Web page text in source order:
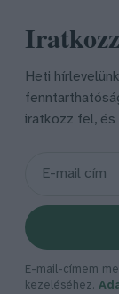
Heti
iratkozz fel, és
E-mail-címem
kezeléséhez.